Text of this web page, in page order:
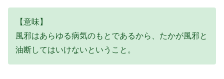
【意味】
風邪はあらゆる病気のもとであるから、たかが風邪と
油断してはいけないということ。